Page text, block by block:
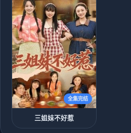
全集完结
三姐妹不好惹